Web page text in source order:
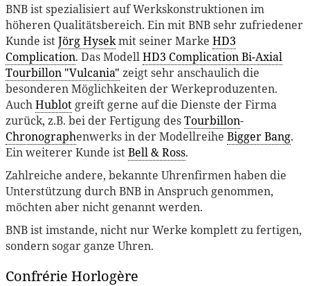
BNB ist spezialisiert auf Werkskonstruktionen im
höheren Qualitätsbereich. Ein mit BNB sehr zufriedener
Kunde istJörg Hysekmit seiner Marke HD3
Complication. Das ModellHD3 Complication Bi-Axial
Tourbillon "Vulcania" zeigt sehr anschaulich die
besonderen Möglichkeiten der Werkeproduzenten.
AuchHublot greift gerne auf die Dienste der Firma
zurück, z.B. bei der Fertigung desTourbillon-
Chronographenwerks in der Modellreihe Bigger Bang.
Ein weiterer Kunde istBell & Ross.
Zahlreiche andere, bekannte Uhrenfirmen haben die
Unterstützung durch BNB in Anspruch genommen,
möchten aber nicht genannt werden.
BNB ist imstande, nicht nur Werke komplett zu fertigen,
sondern sogar ganze Uhren.
Confrérie Horlogère